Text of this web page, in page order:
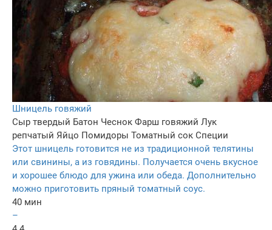
Шницель говяжий
Сыр твердый Батон Чеснок Фарш говяжий Лук
репчатый Яйцо Помидоры Томатный сок Специи
Этот шницель готовится не из традиционной телятины
или свинины, а из говядины. Получается очень вкусное
и хорошее блюдо для ужина или обеда. Дополнительно
можно приготовить пряный томатный соус.
40 мин
–